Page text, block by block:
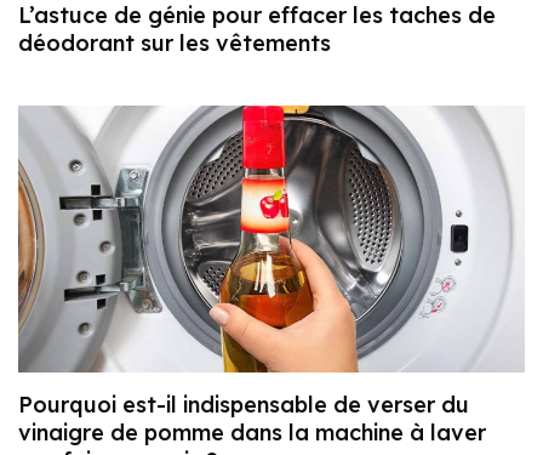
L’astuce de génie pour effacer les taches de
déodorant sur les vêtements
Pourquoi est-il indispensable de verser du
vinaigre de pomme dans la machine à laver